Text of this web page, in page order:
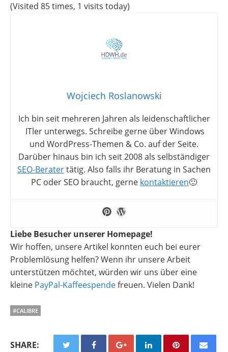
(Visited 85 times, 1 visits today)
Wojciech Roslanowski
Ich bin seit mehreren Jahren als leidenschaftlicher
ITler unterwegs. Schreibe gerne über Windows
und WordPress-Themen & Co. auf der Seite.
Darüber hinaus bin ich seit 2008 als selbständiger
SEO-Beratertätig. Also falls ihr Beratung in Sachen
PC oder SEO braucht, gerne kontaktieren🙂
Liebe Besucher unserer Homepage!
Wir hoffen, unsere Artikel konnten euch bei eurer
Problemlösung helfen? Wenn ihr unsere Arbeit
unterstützen möchtet, würden wir uns über eine
kleine PayPal-Kaffeespendefreuen. Vielen Dank!
#CALIBRE
SHARE: